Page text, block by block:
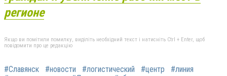
регионе
Якщо ви помітили помилку, виділіть необхідний текст і натисніть Ctrl + Enter, щоб
повідомити про це редакцію
#Славянск #новости #логистический #центр
#линия